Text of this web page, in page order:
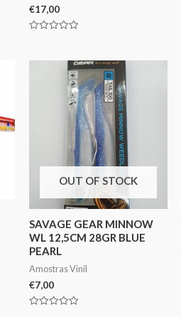
€17,00
5
OUT OF STOCK
SAVAGE GEAR MINNOW
WL 12,5CM 28GR BLUE
PEARL
Amostras Vinil
€7,00